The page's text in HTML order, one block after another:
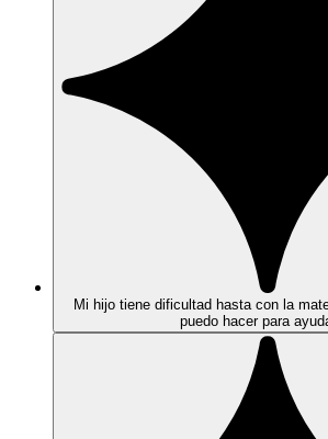
Mi hijo tiene dificultad hasta con la
puedo hacer para